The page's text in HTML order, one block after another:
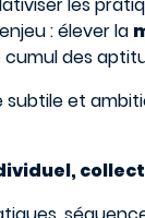
: élever la
des
et